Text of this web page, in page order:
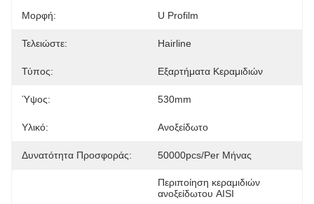
Μορφή: U Profilm
Τελειώστε: Hairline
Τύπος: Εξαρτήματα Κεραμιδιών
Ύψος: 530mm
Υλικό: Ανοξείδωτο
Δυνατότητα Προσφοράς: 50000pcs/per Μήνας
Περιποίηση κεραμιδιών
ανοξείδωτου AISI